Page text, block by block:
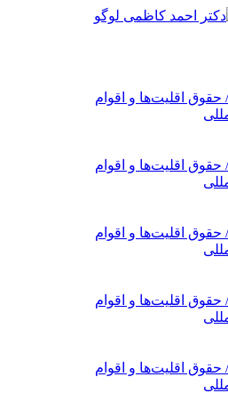
حقوق اقلیت‌ها و اقوام
حقوق اقلیت‌ها و اقوام
حقوق اقلیت‌ها و اقوام
حقوق اقلیت‌ها و اقوام
حقوق اقلیت‌ها و اقوام